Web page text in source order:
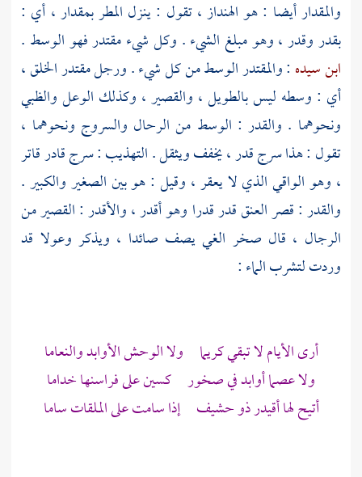
والمقدار أيضا : هو الهنداز ، تقول : ينزل المطر بمقدار ، أي :
بقدر وقدر ، وهو مبلغ الشيء . وكل شيء مقتدر فهو الوسط .
ابن سيده : والمقتدر الوسط من كل شيء . ورجل مقتدر الخلق ،
أي : وسطه ليس بالطويل ، والقصير ، وكذلك الوعل والظبي
ونحوهما . والقدر : الوسط من الرحال والسروج ونحوهما ،
تقول : هذا سرج قدر ، يخفف ويثقل . التهذيب : سرج قادر قاتر
، وهو الواقي الذي لا يعقر ، وقيل : هو بين الصغير والكبير .
والقدر : قصر العنق قدر قدرا وهو أقدر ، والأقدر : القصير من
الرجال ، قال صخر الغي يصف صائدا ، ويذكر وعولا قد
وردت لتشرب الماء :
أرى الأيام لا تبقي كريما ولا الوحش الأوابد والنعاما
ولا عصما أوابد في صخور كسين على فراسنها خداما
أتيح لها أقيدر ذو حشيف إذا سامت على الملقات ساما